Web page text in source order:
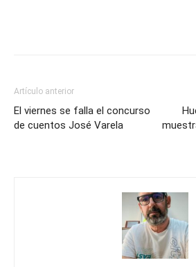
Artículo anterior
El viernes se falla el concurso
de cuentos José Varela